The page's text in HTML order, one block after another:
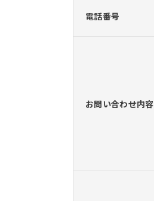
電話番号
お問い合わせ内容